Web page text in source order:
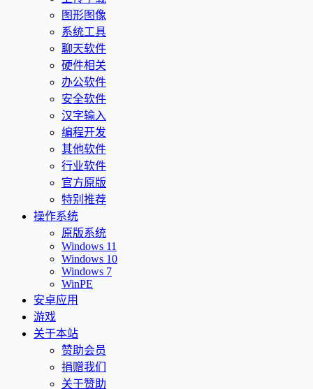
图形图像
系统工具
聊天软件
硬件相关
办公软件
安全软件
汉字输入
编程开发
其他软件
行业软件
官方原版
特别推荐
操作系统
原版系统
Windows 11
Windows 10
Windows 7
WinPE
安卓应用
游戏
关于本站
赞助会员
捐赠我们
关于赞助